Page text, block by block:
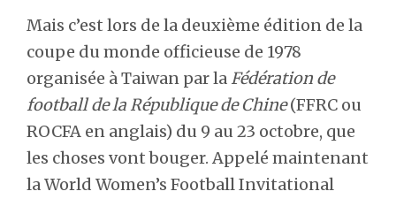
Mais c’est lors de la deuxième édition de la
coupe du monde officieuse de 1978
organisée à Taiwan par la Fédération de
football de la République de Chine(FFRC ou
ROCFA en anglais) du 9 au 23 octobre, que
les choses vont bouger. Appelé maintenant
la World Women’s Football Invitational